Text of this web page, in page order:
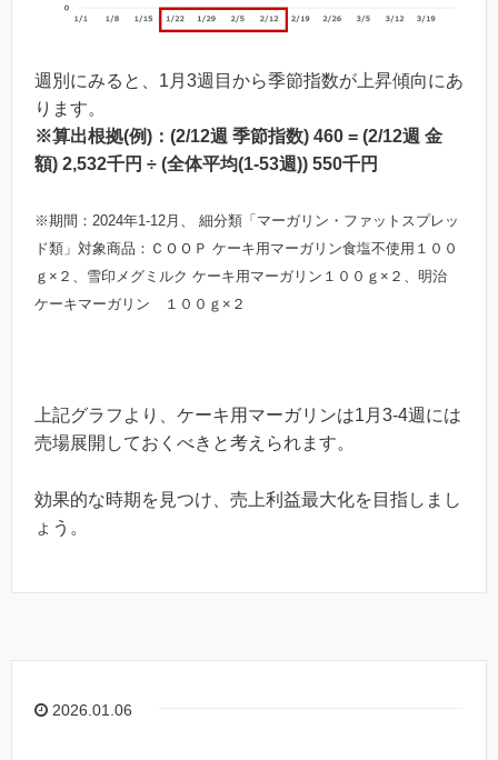
週別にみると、1月3週目から季節指数が上昇傾向にあ
ります。
※算出根拠(例)：(2/12週 季節指数) 460 = (2/12週 金
額) 2,532千円 ÷ (全体平均(1-53週)) 550千円
※期間：2024年1-12月、 細分類「マーガリン・ファットスプレッ
ド類」対象商品：ＣＯＯＰ ケーキ用マーガリン食塩不使用１００
ｇ×２、雪印メグミルク ケーキ用マーガリン１００ｇ×２、明治
ケーキマーガリン １００ｇ×２
上記グラフより、ケーキ用マーガリンは1月3-4週には
売場展開しておくべきと考えられます。
効果的な時期を見つけ、売上利益最大化を目指しまし
ょう。
2026.01.06